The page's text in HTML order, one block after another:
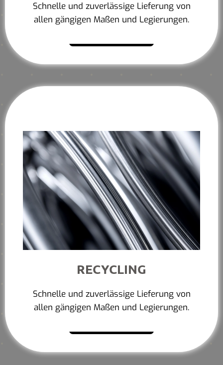
Schnelle und zuverlässige Lieferung von
allen gängigen Maßen und Legierungen.
RECYCLING
Schnelle und zuverlässige Lieferung von
allen gängigen Maßen und Legierungen.